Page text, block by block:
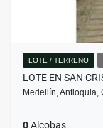
LOTE / TERRENO
LOTE EN SAN
Medellín, Antioquia,
0Alcobas